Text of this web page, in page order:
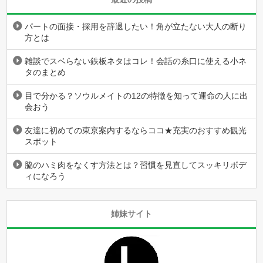
パートの面接・採用を辞退したい！角が立たない大人の断り
方とは
雑談でスベらない鉄板ネタはコレ！会話の糸口に使える小ネ
タのまとめ
目で分かる？ソウルメイトの12の特徴を知って運命の人に出
会おう
友達に初めての東京案内するならココ★充実のおすすめ観光
スポット
脇のハミ肉をなくす方法とは？習慣を見直してスッキリボデ
ィになろう
姉妹サイト